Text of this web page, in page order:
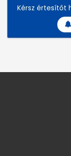
Kérsz értesítőt